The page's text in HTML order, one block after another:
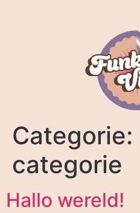
Categorie:
categorie
Hallo wereld!